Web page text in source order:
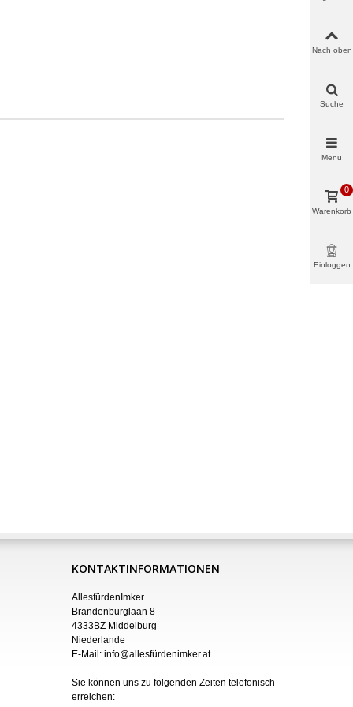
KONTAKTINFORMATIONEN
AllesfürdenImker
Brandenburglaan 8
4333BZ Middelburg
Niederlande
E-Mail: info@allesfürdenimker.at
Sie können uns zu folgenden Zeiten telefonisch
erreichen:
Nach oben
Suche
Menu
Warenkorb
0
Einloggen